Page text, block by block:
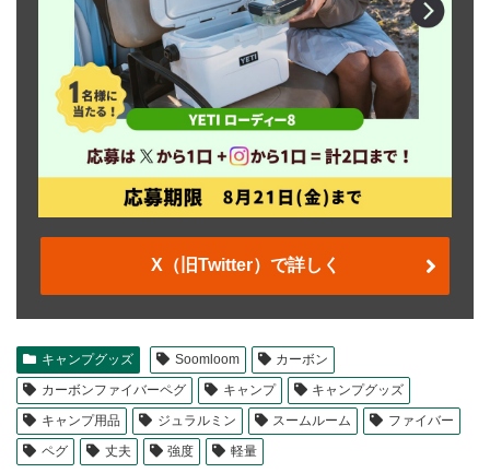
X（旧Twitter）で詳しく
キャンプグッズ Soomloom
カーボン
カーボンファイバーペグ
キャンプ
キャンプグッズ
キャンプ用品
ジュラルミン スームルーム
ファイバー
ペグ
丈夫 強度 軽量